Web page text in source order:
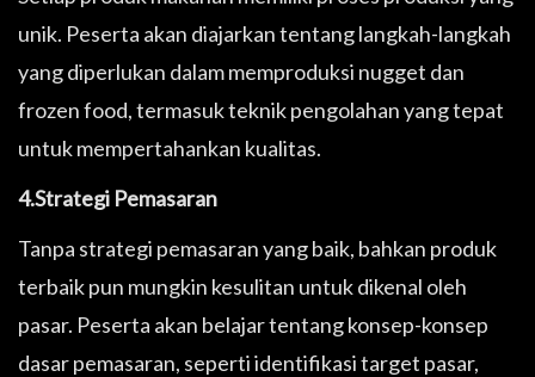
unik. Peserta akan diajarkan tentang langkah-langkah
yang diperlukan dalam memproduksi nugget dan
frozen food, termasuk teknik pengolahan yang tepat
untuk mempertahankan kualitas.
4.Strategi Pemasaran
Tanpa strategi pemasaran yang baik, bahkan produk
terbaik pun mungkin kesulitan untuk dikenal oleh
pasar. Peserta akan belajar tentang konsep-konsep
dasar pemasaran, seperti identifikasi target pasar,